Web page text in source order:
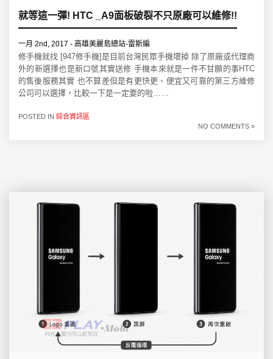
就等這一彈! HTC _A9面板破裂不只原廠可以維修!!
一月 2nd, 2017 - 高雄美麗島總站-雷斯編
修手機就找 [947修手機]是目前台灣民眾手機壞掉 除了原廠或代理商
外的新選擇也是新口號其實送修 手機本來就是一件不甘願的事HTC
的售後服務其實 也不算差但是有更快更、便宜又可靠的第三方維修
公司可以選擇，比較一下是一定要的啦……
POSTED IN 綜合資訊區
NO COMMENTS »